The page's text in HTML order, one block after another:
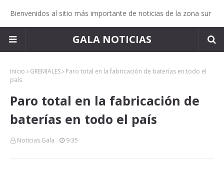
Bienvenidos al sitio más importante de noticias de la zona sur
GALA NOTICIAS
Inicio GREMIALES
Paro total en la fabricación de baterías en todo el
país
Paro total en la fabricación de
baterías en todo el país
Noticias Gala 9:35